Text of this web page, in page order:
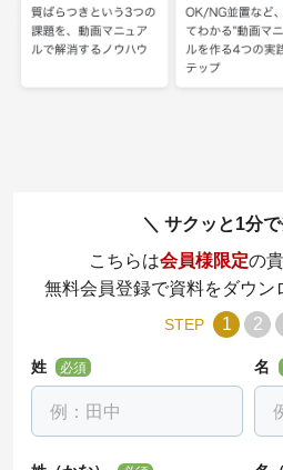
サクッと1分で
こちらは会員様限定の
無料会員登録で資料をダウン
STEP 1 2
姓 必須 名